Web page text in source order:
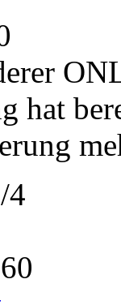
hat
4